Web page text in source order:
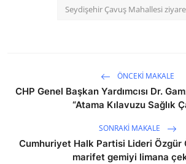
Seydişehir Çavuş Mahallesi
ÖNCEKI MAKALE
CHP Genel Başkan Yardımcısı Dr.
“Atama Kılavuzu Sağlık
SONRAKI MAKALE
Cumhuriyet Halk Partisi Lideri Özgür
marifet gemiyi limana